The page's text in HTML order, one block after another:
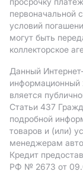
первоначальной
условий
могут быть
коллекторское
Данный
информационный
вляется
Статьи 437
подробной
товаров и (или)
менеджерам
Кредит
РФ № 2673 от